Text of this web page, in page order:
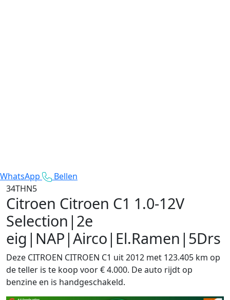
WhatsApp
Bellen
34THN5
Citroen Citroen C1 1.0-12V
Selection|2e
eig|NAP|Airco|El.Ramen|5Drs
Deze CITROEN CITROEN C1 uit 2012 met 123.405 km op
de teller is te koop voor € 4.000. De auto rijdt op
benzine en is handgeschakeld.